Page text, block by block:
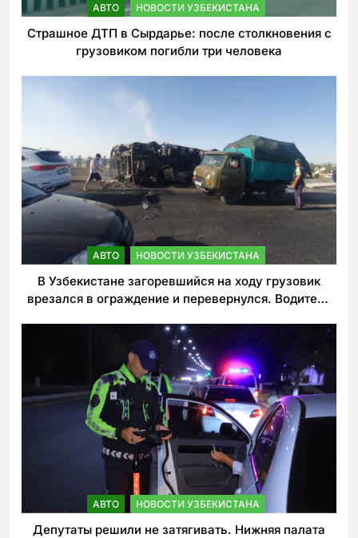
АВТО НОВОСТИ УЗБЕКИСТАНА
Страшное ДТП в Сырдарье: после столкновения с
грузовиком погибли три человека
АВТО НОВОСТИ УЗБЕКИСТАНА
В Узбекистане загоревшийся на ходу грузовик
врезался в ограждение и перевернулся. Водитель
АВТО НОВОСТИ УЗБЕКИСТАНА
Депутаты решили не затягивать. Нижняя палата